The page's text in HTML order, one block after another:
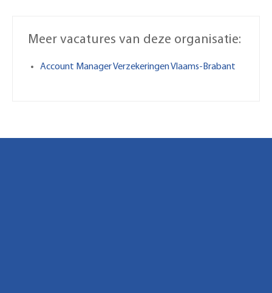
Meer vacatures van deze organisatie:
Account Manager Verzekeringen Vlaams-Brabant